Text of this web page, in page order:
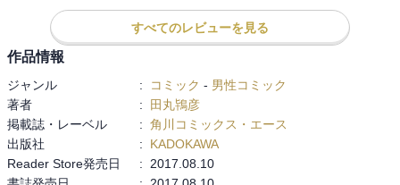
すべてのレビューを見る
作品情報
ジャンル : コミック - 男性コミック
著者
:
田丸鴇彦
掲載誌・レーベル
: 角川コミックス・エース
出版社
:
KADOKAWA
Reader Store発売日
:
2017.08.10